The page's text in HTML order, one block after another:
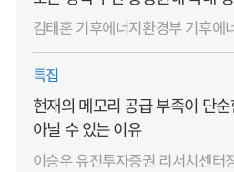
김태훈 기후에너지환경부 기후에
특집
현재의 메모리 공급 부족이 단순
아닐 수 있는 이유
이승우 유진투자증권 리서치센터